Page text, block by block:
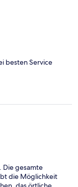
besten Service
Die gesamte
die Möglichkeit